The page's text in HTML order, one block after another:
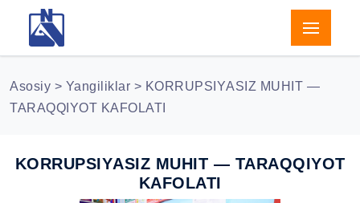
Asosiy > Yangiliklar > KORRUPSIYАSIZ MUHIT —
TARAQQIYОT KAFOLATI
KORRUPSIYАSIZ MUHIT — TARAQQIYОT
KAFOLATI